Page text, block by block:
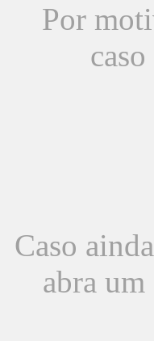
Por
Caso
abra